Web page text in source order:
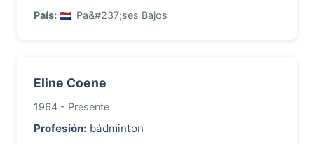
País: Pa&#237;ses Bajos
Eline Coene
1964 - Presente
Profesión: bádminton